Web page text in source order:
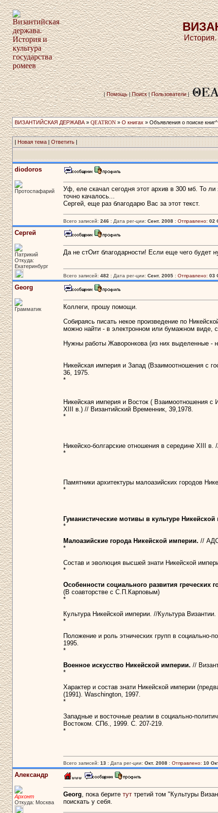
|Помощь|Поиск|Пользователи|
ВИЗАНТИЙСКАЯ ДЕРЖАВА» QEATRON» О книгах » Объявления о поиске книг^
| Новая тема|Ответить|
diodoros
Протоспафарий
Уф, еле скачал сегодня этот архив в 300 мб. То
точно качалось...
Сергей, еще раз благодарю Вас за этот текст.
Всего записей: 246: Дата рег-ции: Сент. 2008: Отправлено: 02
Сергей
Патрикий
Откуда:
Екатеринбург
Да не стОит благодарности! Если еще чего будет
Всего записей: 482 : Дата рег-ции: Сент. 2005: Отправлено: 03
Georg
Грамматик
Коллеги, прошу помощи.
Собираясь писать некое произведение по
можно найти - в электронном или бумажном виде,
Нужны работы Жаворонкова (из них выделенные -
Никейская империя и Запад (Взаимоотношения с
36, 1975.
*
Никейская империя и Восток ( Взаимоотношения с
XIII в.) // Византийский Временник, 39,1978.
*
Никейско-болгарские отношения в середине XIII
*
Памятники архитектуры малоазийских городов
*
Гуманистические мотивы в культуре
*
Малоазийские города Никейской империи. //
*
Состав и эволюция высшей знати Никейской
*
Особенности социального развития греческих
(В соавторстве с С.П.Карповым)
*
Культура Никейской империи. //Культура
*
Положение и роль этнических групп в социально-
1995.
*
Военное искусство Никейской империи. //
*
Характер и состав знати Никейской империи
(1991). Waschington, 1997.
*
Западные и восточные реалии в социально-
Востоком. СПб., 1999. С. 207-219.
*
Всего записей: 13: Дата рег-ции: Окт. 2008: Отправлено: 10
Александр
Архонт
Откуда: Москва
Georg, пока берите туттретий том "Культуры
поискать у себя.